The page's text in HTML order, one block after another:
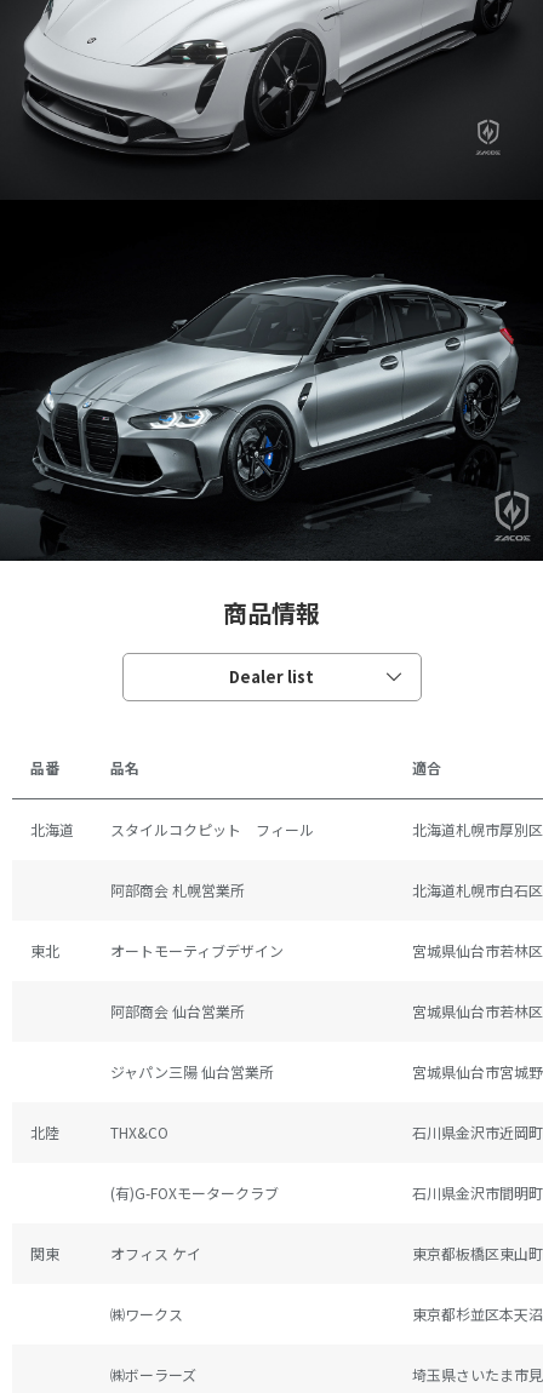
商品情報
Dealer list
FERRARI 488 GTB
McLaren 720S
Mercedes-Benz AMG CLA45S X118
品番 品名 適合
北海道 スタイルコクピット フィール 北海道札幌市厚別
阿部商会 札幌営業所 北海道札幌市白石
東北 オートモーティブデザイン 宮城県仙台市若林
阿部商会 仙台営業所 宮城県仙台市若林
ジャパン三陽 仙台営業所 宮城県仙台市宮城
北陸 THX&CO 石川県金沢市近岡
(有)G-FOXモータークラブ 石川県金沢市間明
関東 オフィス ケイ 東京都板橋区東山
㈱ワークス 東京都杉並区本天
㈱ボーラーズ 埼玉県さいたま市